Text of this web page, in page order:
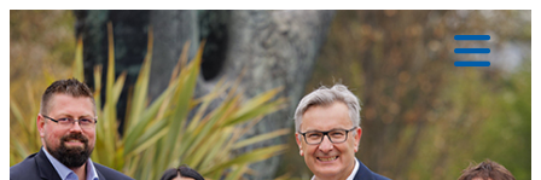
Panneau de gestion des cookies